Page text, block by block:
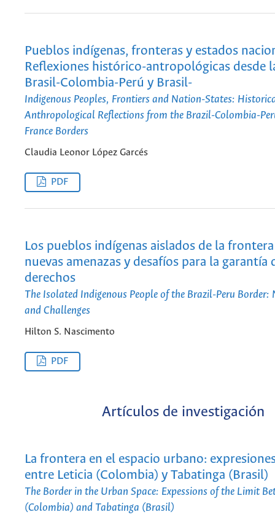
Pueblos indígenas, fronteras y estados
Reflexiones histórico-antropológicas desde
Brasil-Colombia-Perú y Brasil-
Indigenous Peoples, Frontiers and Nation-States:
Anthropological Reflections from the Brazil-Colombia-
France Borders
Claudia Leonor López Garcés
PDF
Los pueblos indígenas aislados de la
nuevas amenazas y desafíos para la garantía
derechos
The Isolated Indigenous People of the Brazil-Peru Border:
and Challenges
Hilton S. Nascimento
PDF
Artículos de investigación
La frontera en el espacio urbano:
entre Leticia (Colombia) y Tabatinga (Brasil)
The Border in the Urban Space: Expessions of the Limit
(Colombia) and Tabatinga (Brasil)